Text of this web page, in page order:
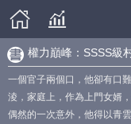
權力巔峰：SSSS級
一個官子兩個口，他卻有口
淩，家庭上，作為上門女婿
偶然的一次意外，他得以青